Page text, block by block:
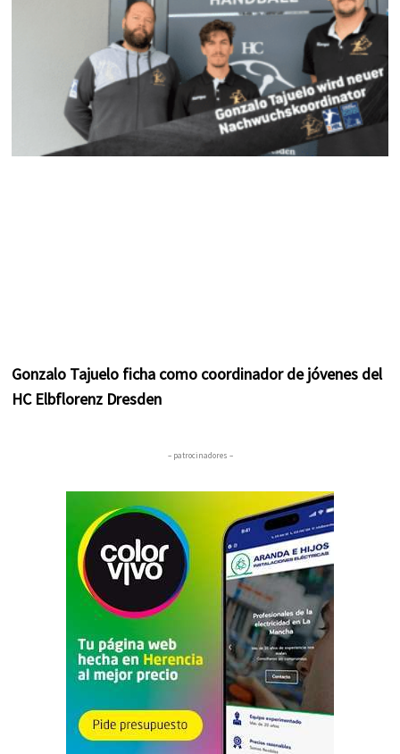
m t
Gonzalo Tajuelo ficha como coordinador de jóvenes del
HC Elbflorenz Dresden
– patrocinadores –